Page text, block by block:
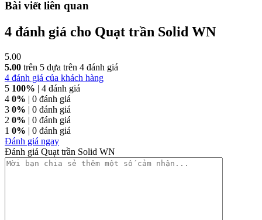
Unbox mẫu quạt trần 3 cánh gỗ Solid
Bài viết liên quan
4 đánh giá cho Quạt trần Solid WN
5.00
5.00 trên 5 dựa trên 4 đánh giá
4 đánh giá của khách hàng
5 100% | 4 đánh giá
4 0% | 0 đánh giá
3 0% | 0 đánh giá
2 0% | 0 đánh giá
1 0% | 0 đánh giá
Đánh giá ngay
Đánh giá Quạt trần Solid WN